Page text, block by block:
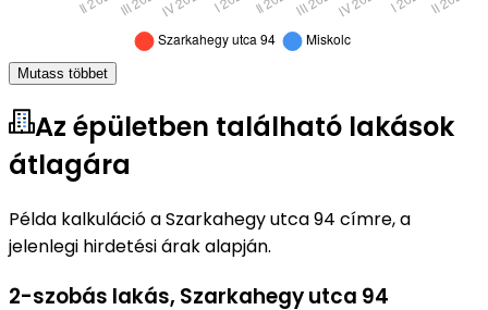
Mutass többet
Az épületben található lakások
átlagára
Példa kalkuláció a Szarkahegy utca 94 címre, a
jelenlegi hirdetési árak alapján.
2-szobás lakás, Szarkahegy utca 94